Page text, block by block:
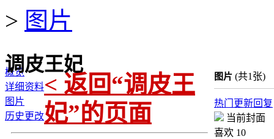
> 图片
调皮王妃
概览
详细资料
图片
历史更改
图片 (共1张)
热门 更新回复
当前封面
喜欢 10
< 返回“调皮王
妃”的页面